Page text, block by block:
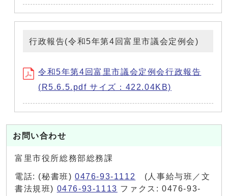
行政報告(令和5年第4回富里市議会定例会)
令和5年第4回富里市議会定例会行政報告
(R5.6.5.pdf サイズ：422.04KB)
お問い合わせ
富里市役所総務部総務課
電話: (秘書班) 0476-93-1112
(人事給与班／文
書法規班) 0476-93-1113 ファクス: 0476-93-